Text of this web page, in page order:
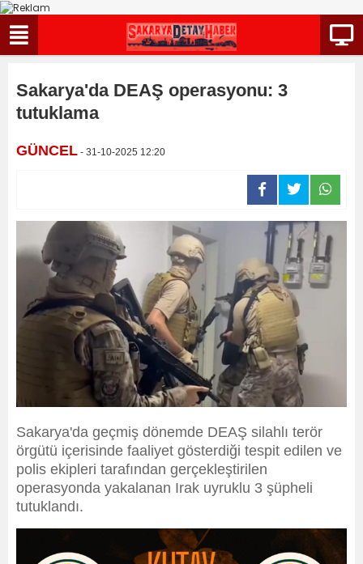
Sakarya'da DEAŞ operasyonu: 3
tutuklama
GÜNCEL - 31-10-2025 12:20
Sakarya'da geçmiş dönemde DEAŞ silahlı terör
örgütü içerisinde faaliyet gösterdiği tespit edilen ve
polis ekipleri tarafından gerçekleştirilen
operasyonda yakalanan Irak uyruklu 3 şüpheli
tutuklandı.